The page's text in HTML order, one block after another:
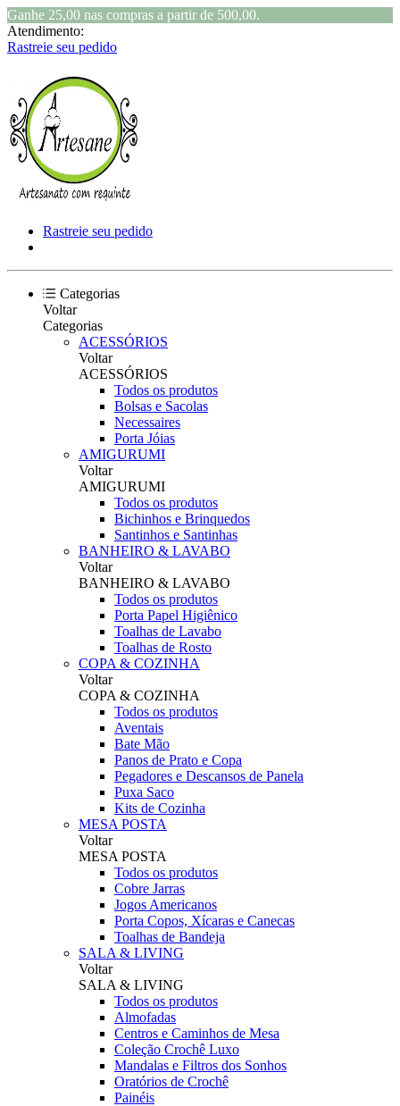
Ganhe 25,00 nas compras a partir de 500,00.
Atendimento:
Rastreie seu pedido
Rastreie seu pedido
Categorias
Voltar
Categorias
ACESSÓRIOS
Voltar
ACESSÓRIOS
Todos os produtos
Bolsas e Sacolas
Necessaires
Porta Jóias
AMIGURUMI
Voltar
AMIGURUMI
Todos os produtos
Bichinhos e Brinquedos
Santinhos e Santinhas
BANHEIRO & LAVABO
Voltar
BANHEIRO & LAVABO
Todos os produtos
Porta Papel Higiênico
Toalhas de Lavabo
Toalhas de Rosto
COPA & COZINHA
Voltar
COPA & COZINHA
Todos os produtos
Aventais
Bate Mão
Panos de Prato e Copa
Pegadores e Descansos de Panela
Puxa Saco
Kits de Cozinha
MESA POSTA
Voltar
MESA POSTA
Todos os produtos
Cobre Jarras
Jogos Americanos
Porta Copos, Xícaras e Canecas
Toalhas de Bandeja
SALA & LIVING
Voltar
SALA & LIVING
Todos os produtos
Almofadas
Centros e Caminhos de Mesa
Coleção Crochê Luxo
Mandalas e Filtros dos Sonhos
Oratórios de Crochê
Painéis